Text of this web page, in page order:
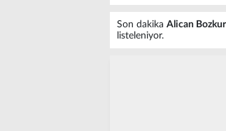
Son dakika Alican
listeleniyor.